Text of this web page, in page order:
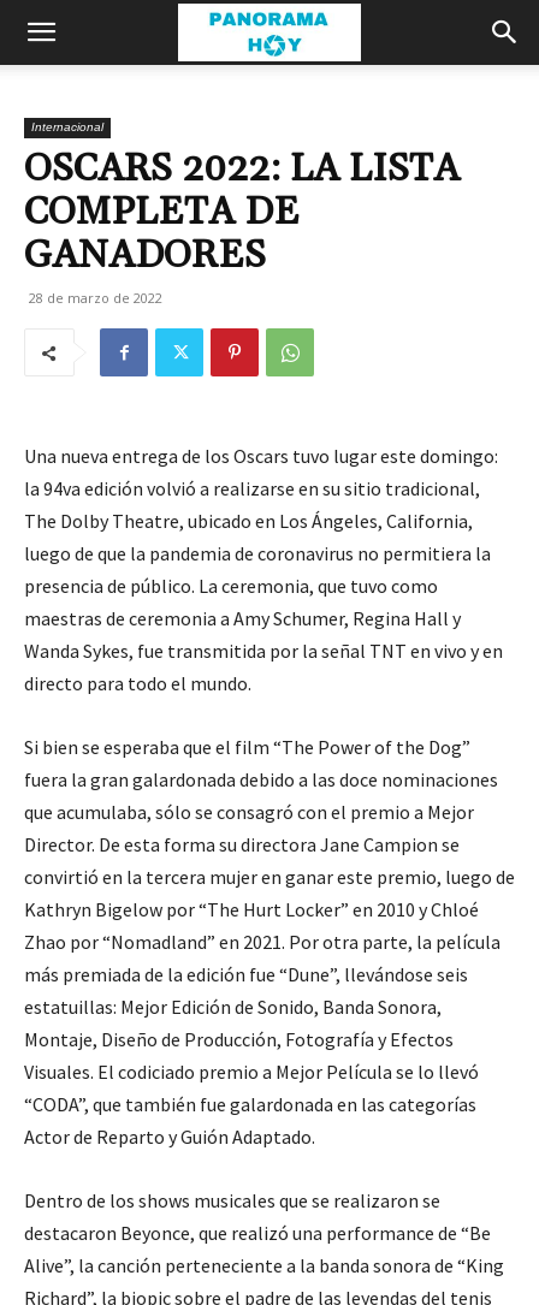
Internacional
OSCARS 2022: LA LISTA
COMPLETA DE
GANADORES
28 de marzo de 2022
Una nueva entrega de los Oscars tuvo lugar este domingo:
la 94va edición volvió a realizarse en su sitio tradicional,
The Dolby Theatre, ubicado en Los Ángeles, California,
luego de que la pandemia de coronavirus no permitiera la
presencia de público. La ceremonia, que tuvo como
maestras de ceremonia a Amy Schumer, Regina Hall y
Wanda Sykes, fue transmitida por la señal TNT en vivo y en
directo para todo el mundo.
Si bien se esperaba que el film “The Power of the Dog”
fuera la gran galardonada debido a las doce nominaciones
que acumulaba, sólo se consagró con el premio a Mejor
Director. De esta forma su directora Jane Campion se
convirtió en la tercera mujer en ganar este premio, luego de
Kathryn Bigelow por “The Hurt Locker” en 2010 y Chloé
Zhao por “Nomadland” en 2021. Por otra parte, la película
más premiada de la edición fue “Dune”, llevándose seis
estatuillas: Mejor Edición de Sonido, Banda Sonora,
Montaje, Diseño de Producción, Fotografía y Efectos
Visuales. El codiciado premio a Mejor Película se lo llevó
“CODA”, que también fue galardonada en las categorías
Actor de Reparto y Guión Adaptado.
Dentro de los shows musicales que se realizaron se
destacaron Beyonce, que realizó una performance de “Be
Alive”, la canción perteneciente a la banda sonora de “King
Richard”, la biopic sobre el padre de las leyendas del tenis